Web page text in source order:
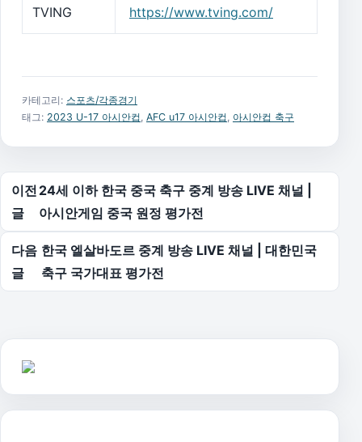
TVING https://www.tving.com/
카테고리: 스포츠/각종경기
태그: 2023 U-17 아시안컵, AFC u17 아시안컵, 아시안컵 축구
글 탐색
이전
글
24세 이하 한국 중국 축구 중계 방송 LIVE 채널 |
아시안게임 중국 원정 평가전
다음
글
한국 엘살바도르 중계 방송 LIVE 채널 | 대한민국
축구 국가대표 평가전